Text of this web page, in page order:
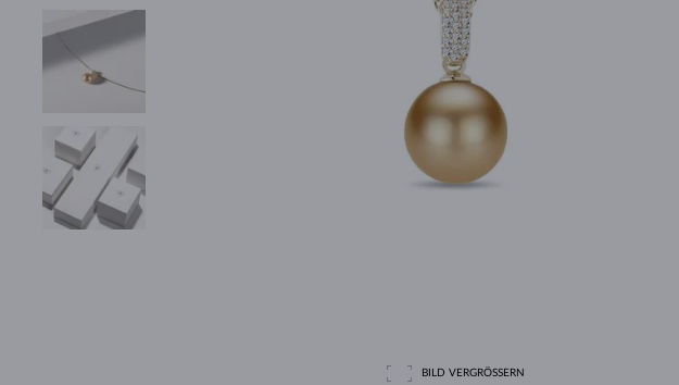
ROSÉGOLD
GRAVIERBARER SCHMUCK
LETNÍ VRSTVENÍ
BILD VERGRÖSSERN